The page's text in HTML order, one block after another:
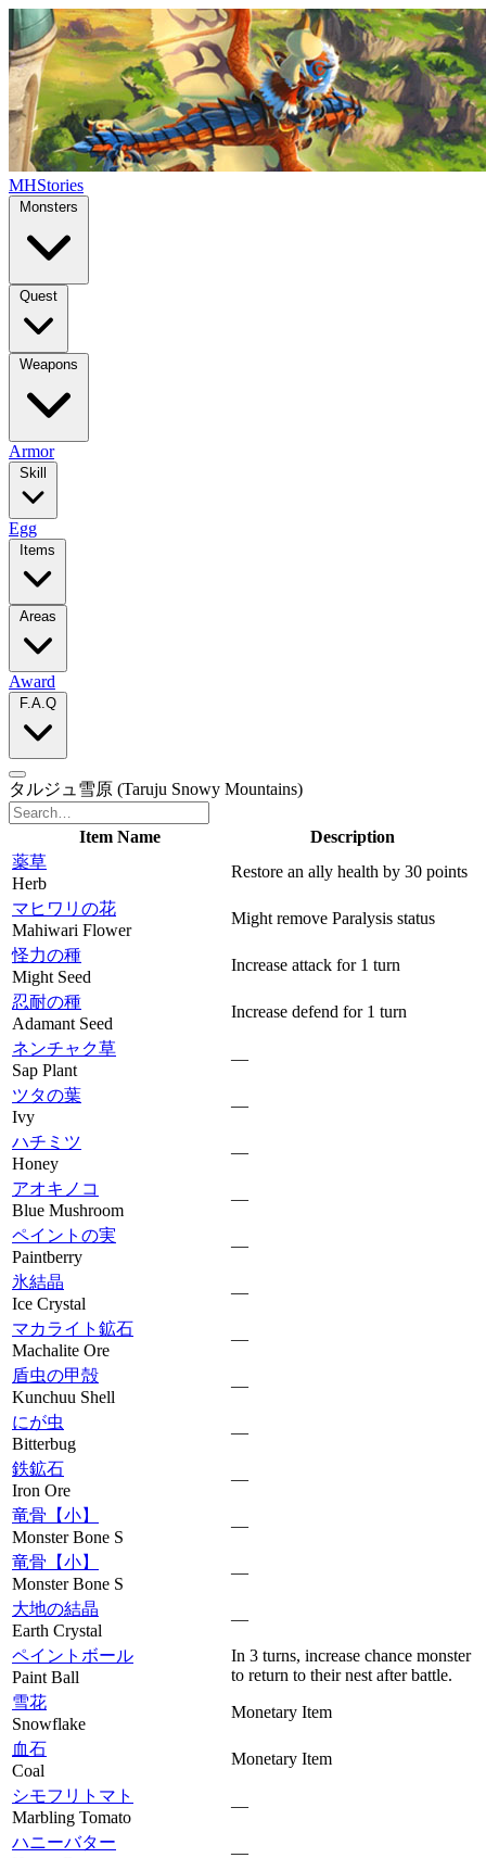
MHStories
Monsters
Quest
Weapons
Armor
Skill
Egg
Items
Areas
Award
F.A.Q
タルジュ雪原 (Taruju Snowy Mountains)
Item Name
Description
薬草
Herb
Restore an ally health by 30 points
マヒワリの花
Mahiwari Flower
Might remove Paralysis status
怪力の種
Might Seed
Increase attack for 1 turn
忍耐の種
Adamant Seed
Increase defend for 1 turn
ネンチャク草
Sap Plant
—
ツタの葉
Ivy
—
ハチミツ
Honey
—
アオキノコ
Blue Mushroom
—
ペイントの実
Paintberry
—
氷結晶
Ice Crystal
—
マカライト鉱石
Machalite Ore
—
盾虫の甲殻
Kunchuu Shell
—
にが虫
Bitterbug
—
鉄鉱石
Iron Ore
—
竜骨【小】
Monster Bone S
—
竜骨【小】
Monster Bone S
—
大地の結晶
Earth Crystal
—
ペイントボール
Paint Ball
In 3 turns, increase chance monster
to return to their nest after battle.
雪花
Snowflake
Monetary Item
血石
Coal
Monetary Item
シモフリトマト
Marbling Tomato
—
ハニーバター
—